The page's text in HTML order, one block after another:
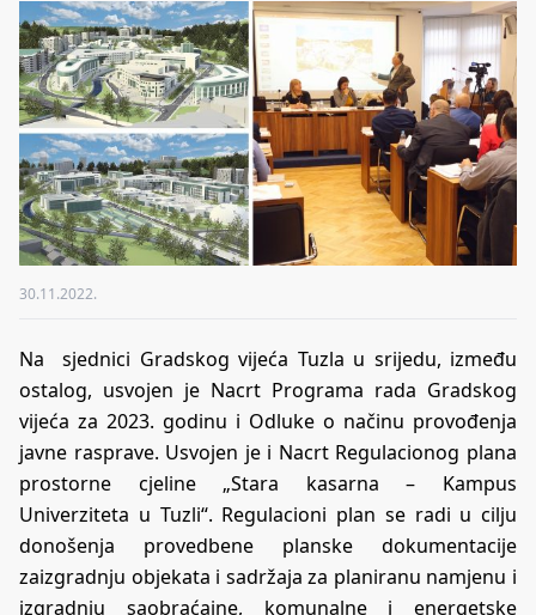
30.11.2022.
Na sjednici Gradskog vijeća Tuzla u srijedu, između
ostalog, usvojen je Nacrt Programa rada Gradskog
vijeća za 2023. godinu i Odluke o načinu provođenja
javne rasprave. Usvojen je i Nacrt Regulacionog plana
prostorne cjeline „Stara kasarna – Kampus
Univerziteta u Tuzli“. Regulacioni plan se radi u cilju
donošenja provedbene planske dokumentacije
zaizgradnju objekata i sadržaja za planiranu namjenu i
izgradnju saobraćajne, komunalne i energetske